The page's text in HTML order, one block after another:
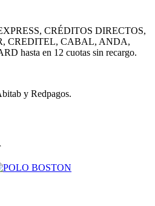
CRÉDITOS DIRECTOS,
CREDITEL, CABAL, ANDA,
hasta en 12 cuotas sin recargo.
y Redpagos.